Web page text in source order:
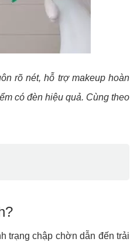
rõ nét, hỗ trợ makeup hoàn
có đèn hiệu quả. Cùng theo
trạng chập chờn dẫn đến trải